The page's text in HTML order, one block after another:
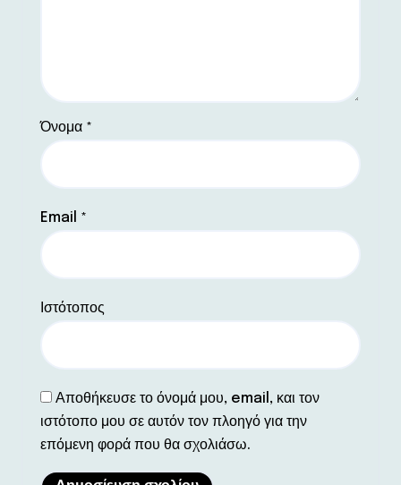
Όνομα *
Email *
Ιστότοπος
Αποθήκευσε το όνομά μου, email, και τον
ιστότοπο μου σε αυτόν τον πλοηγό για την
επόμενη φορά που θα σχολιάσω.